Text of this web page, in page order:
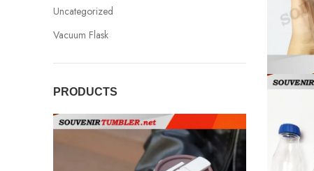
Uncategorized
Vacuum Flask
PRODUCTS